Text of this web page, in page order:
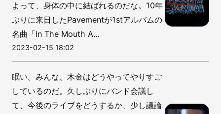
よって、身体の中に結ばれるのだな。10年
ぶりに来日したPavementが1stアルバムの
名曲「In The Mouth A...
2023-02-15 18:02
眠い。みんな、木金はどうやってやりすご
しているのだ。久しぶりにバンド会議し
て、今後のライブをどうするか、少し議論